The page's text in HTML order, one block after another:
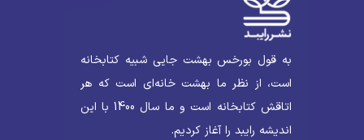
به قول بورخس بهشت جایی شبیه کتابخانه
است، از نظر ما بهشت خانه‌ای است که هر
اتاقش کتابخانه است و ما سال 1400 با این
اندیشه رایبد را آغاز کردیم.